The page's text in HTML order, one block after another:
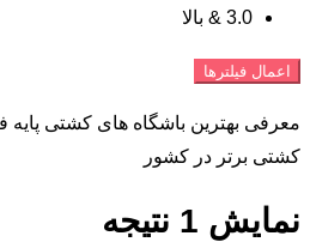
3.0 & بالا
اعمال فیلترها
معرفی بهترین باشگاه های کشتی پایه
کشتی برتر در کشور
نمایش 1 نتیجه